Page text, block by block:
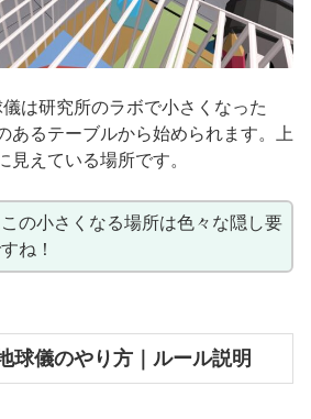
は研究所のラボで小さくなった
あるテーブルから始められます。上
見えている場所です。
の小さくなる場所は色々な隠し要
ね！
球儀のやり方｜ルール説明